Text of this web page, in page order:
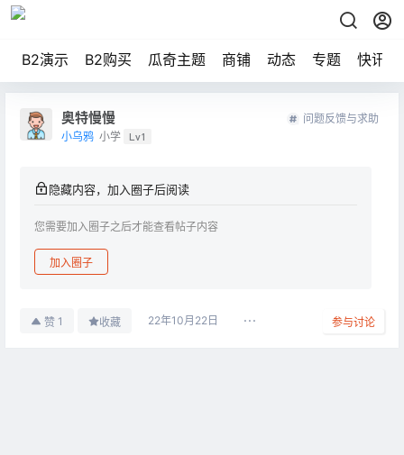
B2演示 B2购买 瓜奇主题 商铺 动态 专题 快讯
奥特慢慢
小乌鸦 小学 Lv1
问题反馈与求助
隐藏内容，加入圈子后阅读
您需要加入圈子之后才能查看帖子内容
加入圈子
赞 1 收藏 22年10月22日 参与讨论